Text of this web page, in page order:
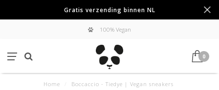
Gratis verzending binnen NL
100% Vegan
0
Home Boccaccio - Tiedye | Vegan sneakers